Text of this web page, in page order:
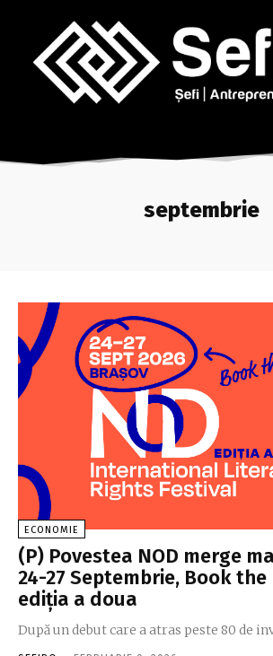
septembrie
ECONOMIE
(P) Povestea NOD merge
24-27 Septembrie, Book
ediţia a doua
După un debut care a atras peste 80 de